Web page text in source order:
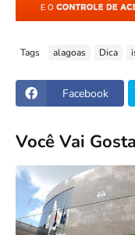
Tags alagoas Dica
Facebook
Você Vai